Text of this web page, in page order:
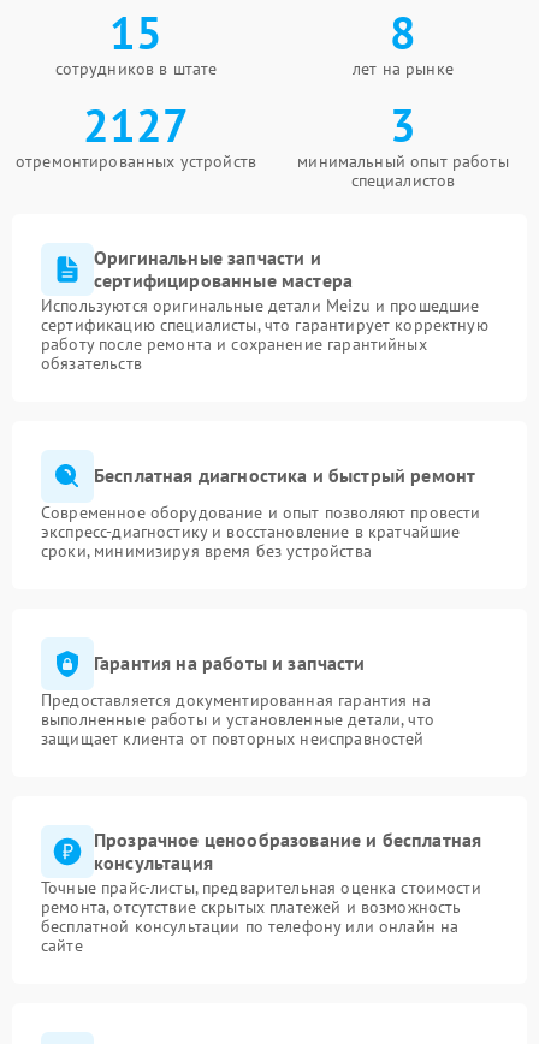
15
сотрудников в штате
8
лет на рынке
2127
отремонтированных устройств
3
минимальный опыт работы
специалистов
Оригинальные запчасти и
сертифицированные мастера
Используются оригинальные детали Meizu и прошедшие
сертификацию специалисты, что гарантирует корректную
работу после ремонта и сохранение гарантийных
обязательств
Бесплатная диагностика и быстрый ремонт
Современное оборудование и опыт позволяют провести
экспресс-диагностику и восстановление в кратчайшие
сроки, минимизируя время без устройства
Гарантия на работы и запчасти
Предоставляется документированная гарантия на
выполненные работы и установленные детали, что
защищает клиента от повторных неисправностей
Прозрачное ценообразование и бесплатная
консультация
Точные прайс-листы, предварительная оценка стоимости
ремонта, отсутствие скрытых платежей и возможность
бесплатной консультации по телефону или онлайн на
сайте